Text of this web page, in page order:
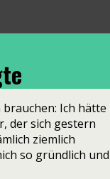
Ich hätte
der sich gestern
ziemlich
so gründlich und